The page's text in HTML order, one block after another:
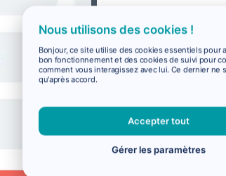
Nous utilisons des cookies !
Bonjour, ce site utilise des cookies essentiels pour
bon fonctionnement et des cookies de suivi pour
comment vous interagissez avec lui. Ce dernier ne
qu'après accord.
Accepter tout
Gérer les paramètres